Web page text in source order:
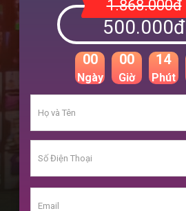
1.868.000đ
500.000đ
00
Ngày
00
Giờ
14
Phút